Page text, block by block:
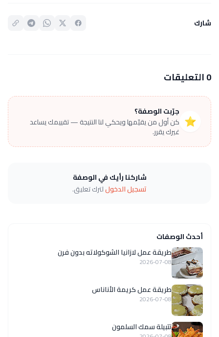
شارك
0 التعليقات
⭐
جرّبت الوصفة؟
كن أول من يقيّمها ويحكي لنا النتيجة — تقييمك يساعد
غيرك يقرر.
شاركنا رأيك في الوصفة
تسجيل الدخوللترك تعليق.
أحدث الوصفات
طريقة عمل لازانيا الشوكولاته بدون فرن
2026-07-08
طريقة عمل كريمة الأناناس
2026-07-08
تتبيلة سمك السلمون